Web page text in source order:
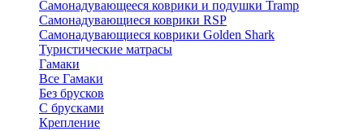
Самонадувающееся коврики и подушки Tramp
Самонадувающиеся коврики RSP
Самонадувающиеся коврики Golden Shark
Туристические матрасы
Гамаки
Все Гамаки
Без брусков
С брусками
Крепление